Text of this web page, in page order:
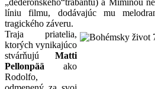
líniu filmu, dodávajúc mu
tragického záveru.
Traja priatelia,
ktorých vynikajúco
stvárňujú Matti
Pellonpää ako
Rodolfo,